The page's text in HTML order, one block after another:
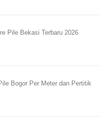
Pile Bekasi Terbaru 2026
Bogor Per Meter dan Pertitik